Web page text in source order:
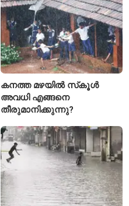
വമ്പന്മാർ
കനത്ത മഴയിൽ സ്‌കൂൾ
അവധി എങ്ങനെ
തീരുമാനിക്കുന്നു?